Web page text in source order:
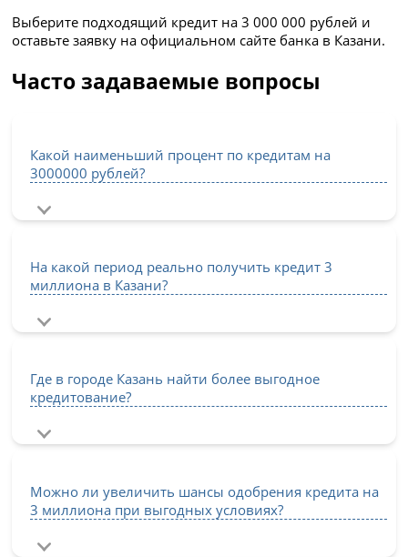
Выберите подходящий кредит на 3 000 000 рублей и
оставьте заявку на официальном сайте банка в Казани.
Часто задаваемые вопросы
Какой наименьший процент по кредитам на
3000000 рублей?
На какой период реально получить кредит 3
миллиона в Казани?
Где в городе Казань найти более выгодное
кредитование?
Можно ли увеличить шансы одобрения кредита на
3 миллиона при выгодных условиях?